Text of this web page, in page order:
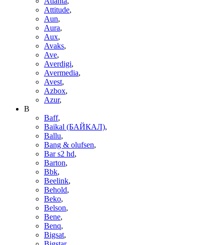
Attitude,
Aun,
Aura,
Aux,
Avaks,
Ave,
Averdigi,
Avermedia,
Avest,
Azbox,
Azur,
B
Baff,
Baikal (БАЙКАЛ),
Ballu,
Bang & olufsen,
Bar s2 hd,
Barton,
Bbk,
Beelink,
Behold,
Beko,
Belson,
Bene,
Benq,
Bigsat,